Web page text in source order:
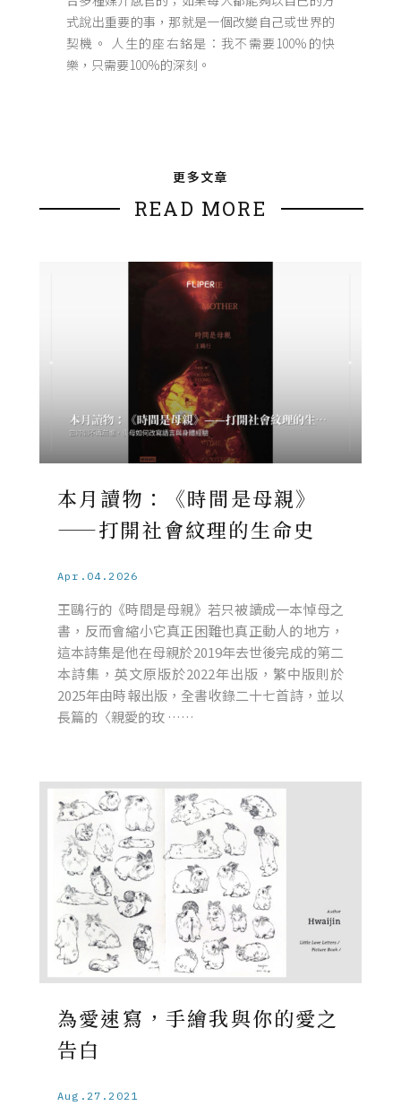
式說出重要的事，那就是一個改變自己或世界的
契機。 人生的座右銘是：我不需要100%的快
樂，只需要100%的深刻。
更多文章
READ MORE
本月讀物：《時間是母親》
——打開社會紋理的生命史
Apr.04.2026
王鷗行的《時間是母親》若只被讀成一本悼母之
書，反而會縮小它真正困難也真正動人的地方，
這本詩集是他在母親於2019年去世後完成的第二
本詩集，英文原版於2022年出版，繁中版則於
2025年由時報出版，全書收錄二十七首詩，並以
長篇的〈親愛的玫 ……
為愛速寫，手繪我與你的愛之
告白
Aug.27.2021